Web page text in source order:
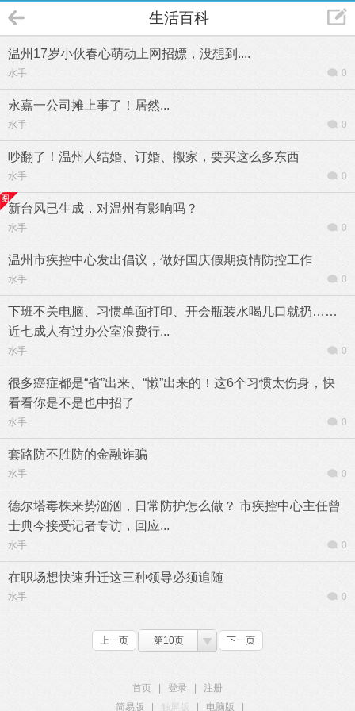
生活百科
温州17岁小伙春心萌动上网招嫖，没想到....
水手 0
永嘉一公司摊上事了！居然...
水手 0
吵翻了！温州人结婚、订婚、搬家，要买这么多东西
水手 0
新台风已生成，对温州有影响吗？
水手 0
温州市疾控中心发出倡议，做好国庆假期疫情防控工作
水手 0
下班不关电脑、习惯单面打印、开会瓶装水喝几口就扔……
近七成人有过办公室浪费行...
水手 0
很多癌症都是“省”出来、“懒”出来的！这6个习惯太伤身，快
看看你是不是也中招了
水手 0
套路防不胜防的金融诈骗
水手 0
德尔塔毒株来势汹汹，日常防护怎么做？ 市疾控中心主任曾
士典今接受记者专访，回应...
水手 0
在职场想快速升迁这三种领导必须追随
水手 0
上一页 第10页 下一页
首页 登录
注册
简易版
触屏版 电脑版